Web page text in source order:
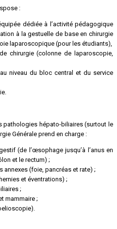
:
dédiée à l’activité pédagogique
à la gestuelle de base en chirurgie
laparoscopique (pour les étudiants),
chirurgie (colonne de laparoscopie,
niveau du bloc central et du service
pathologies hépato-biliaires (surtout le
Générale prend en charge :
(de l’œsophage jusqu’à l’anus en
et le rectum) ;
annexes (foie, pancréas et rate) ;
et éventrations) ;
;
mammaire ;